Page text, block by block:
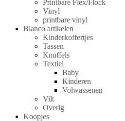
Printbare Flex/Flock
Vinyl
printbare vinyl
Blanco artikelen
Kinderkoffertjes
Tassen
Knuffels
Textiel
Baby
Kinderen
Volwassenen
Vilt
Overig
Koopjes